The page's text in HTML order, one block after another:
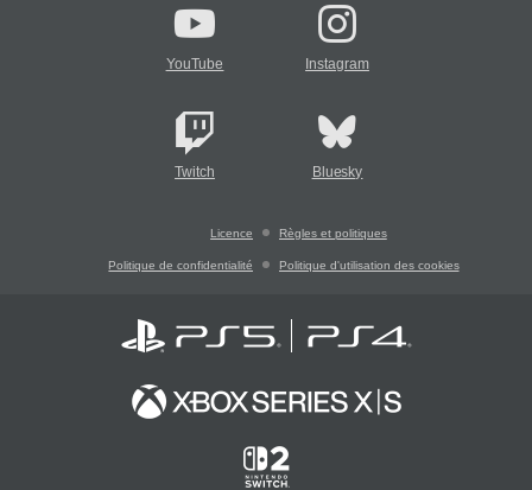
YouTube Instagram
Twitch Bluesky
Licence Règles et politiques
Politique de confidentialité Politique d'utilisation des cookies